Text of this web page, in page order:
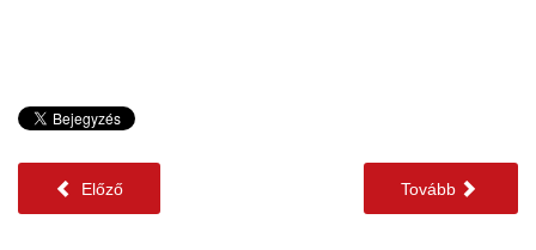
Előző Tovább